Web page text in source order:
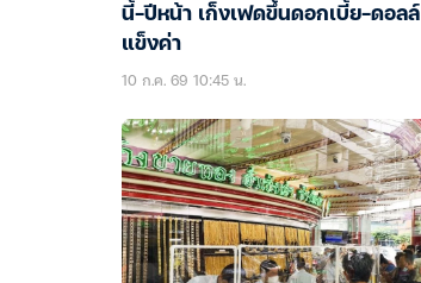
นี้-ปีหน้า เก็งเฟดขึ้นดอกเบี้ย-ดอลล์
แข็งค่า
10 ก.ค. 69 10:45 น.